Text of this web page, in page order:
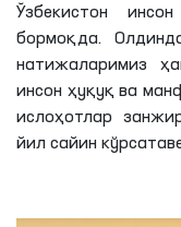
Ўзбекистон
бормоқда.
натижаларимиз
инсон ҳуқуқ ва
ислоҳотлар
йил сайин